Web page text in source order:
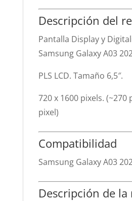
Descripción del
Pantalla Display y
Samsung Galaxy A03
PLS LCD. Tamaño 6,5″.
720 x 1600 pixels. (~270
pixel)
Compatibilidad
Samsung Galaxy A03
Descripción de la